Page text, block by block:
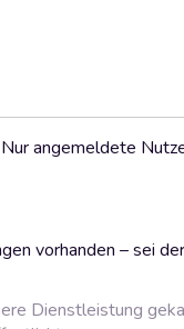
vorhanden – sei
Nur angemeldete
Dienstleistung